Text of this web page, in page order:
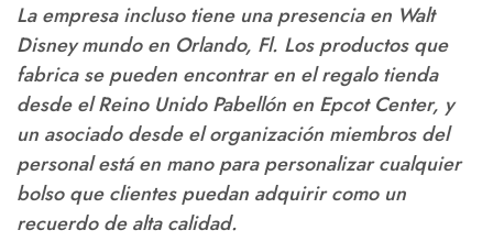
La empresa incluso tiene una presencia en Walt
Disney mundo en Orlando, Fl. Los productos que
fabrica se pueden encontrar en el regalo tienda
desde el Reino Unido Pabellón en Epcot Center, y
un asociado desde el organización miembros del
personal está en mano para personalizar cualquier
bolso que clientes puedan adquirir como un
recuerdo de alta calidad.